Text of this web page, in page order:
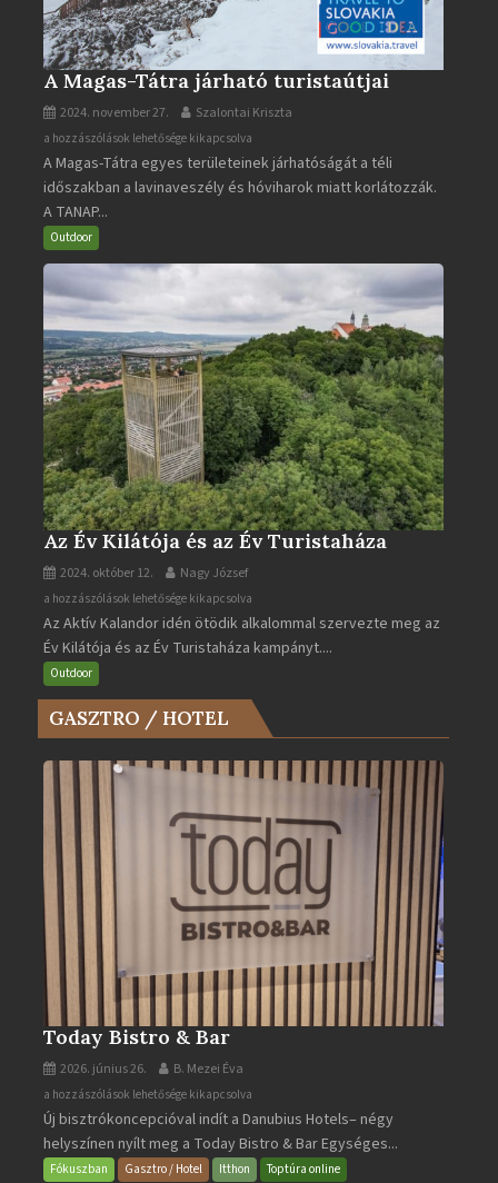
A Magas-Tátra járható turistaútjai
2024. november 27. Szalontai Kriszta
A
Magas-
Tátra
járható
turistaútjai
bejegyzéshez
a hozzászólások lehetősége kikapcsolva
A Magas-Tátra egyes területeinek járhatóságát a téli
időszakban a lavinaveszély és hóviharok miatt korlátozzák.
A TANAP...
Outdoor
Az Év Kilátója és az Év Turistaháza
2024. október 12. Nagy József
Az
Év
Kilátója
és
Év
Turistaháza
bejegyzéshez
a hozzászólások lehetősége kikapcsolva
Az Aktív Kalandor idén ötödik alkalommal szervezte meg az
Év Kilátója és az Év Turistaháza kampányt....
Outdoor
GASZTRO / HOTEL
Today Bistro & Bar
2026. június 26. B. Mezei Éva
Today
Bistro
&
Bar
a hozzászólások lehetősége kikapcsolva
Új bisztrókoncepcióval indít a Danubius Hotels– négy
helyszínen nyílt meg a Today Bistro & Bar Egységes...
Fókuszban Gasztro / Hotel Itthon Toptúra online